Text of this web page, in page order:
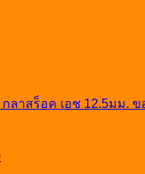
ลาสร็อค เอช 12.5มม. ข
Current
price